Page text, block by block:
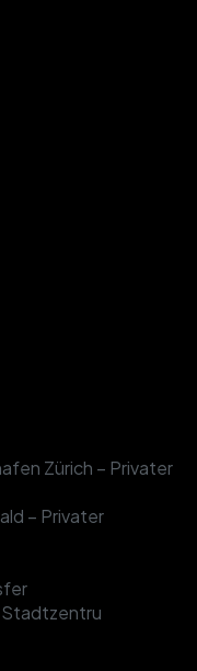
Zürich – Privater
– Privater
Stadtzentru